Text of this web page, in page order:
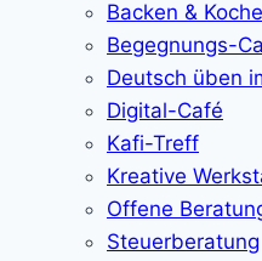
Backen &
Begegnungs-
Deutsch üben
Digital-Café
Kafi-Treff
Kreative
Offene
Steuerberatung